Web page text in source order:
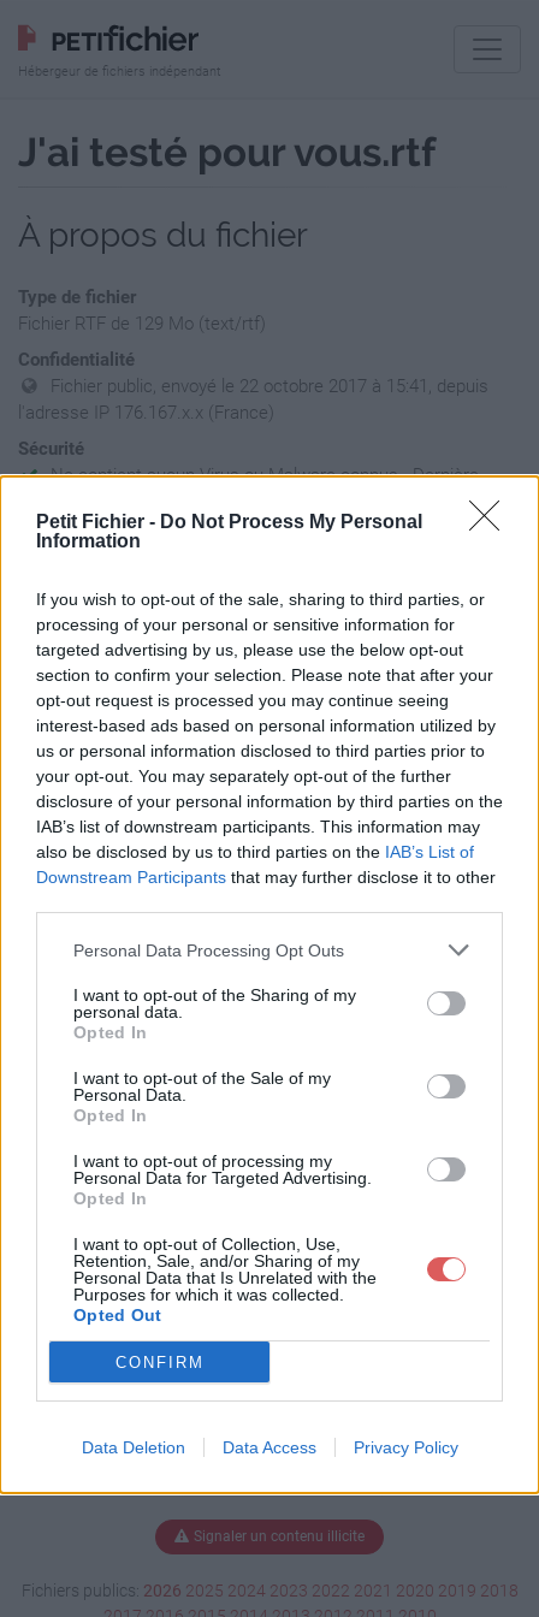
Petit Fichier - Do Not Process My Personal
Information
If you wish to opt-out of the sale, sharing to third parties, or
processing of your personal or sensitive information for
targeted advertising by us, please use the below opt-out
section to confirm your selection. Please note that after your
opt-out request is processed you may continue seeing
interest-based ads based on personal information utilized by
us or personal information disclosed to third parties prior to
your opt-out. You may separately opt-out of the further
disclosure of your personal information by third parties on the
IAB’s list of downstream participants. This information may
also be disclosed by us to third parties on the IAB’s List of
Downstream Participants that may further disclose it to other
Personal Data Processing Opt Outs
I want to opt-out of the Sharing of my
personal data.
Opted In
I want to opt-out of the Sale of my
Personal Data.
Opted In
I want to opt-out of processing my
Personal Data for Targeted Advertising.
Opted In
I want to opt-out of Collection, Use,
Retention, Sale, and/or Sharing of my
Personal Data that Is Unrelated with the
Purposes for which it was collected.
Opted Out
CONFIRM
Data Deletion Data Access Privacy Policy
Hébergeur de fichiers indépendant
J'ai testé pour vous.rtf
À propos du fichier
Type de fichier
Fichier RTF de 129 Mo (text/rtf)
Confidentialité
Fichier public, envoyé le 22 octobre 2017 à 15:41, depuis
l'adresse IP 176.167.x.x (France)
Sécurité
Ne contient aucun Virus ou Malware connus - Dernière
Statistiques
l'envoi du fichier
Page de téléchargement
https://www.petit-fichier.fr/2017/10/22/j-ai-teste-pour-vous/
Copier
Partager le fichier J'ai testé pour
vous.rtf sur le Web et les
réseaux sociaux:
Télécharger le fichier J'ai testé p
our vous.rtf
Télécharger J'ai testé pour vous.rtf
Télécharger le fichier (129 Mo)
Signaler un contenu illicite
Fichiers publics: 2026 2025 2024 2023 2022 2021 2020 2019 2018